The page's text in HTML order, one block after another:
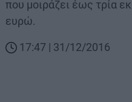
που μοιράζει έως τρία
ευρώ.
17:47 | 31/12/2016